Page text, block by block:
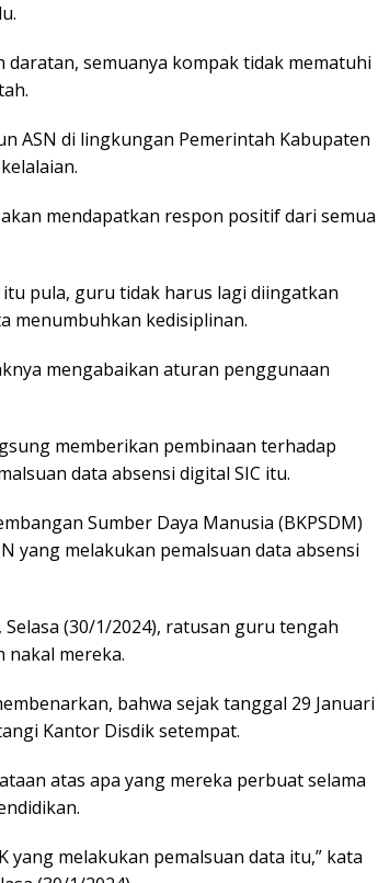
semuanya kompak tidak mematuhi
ASN di lingkungan Pemerintah Kabupaten
mendapatkan respon positif dari semua
pula, guru tidak harus lagi diingatkan
menumbuhkan kedisiplinan.
mengabaikan aturan penggunaan
memberikan pembinaan terhadap
data absensi digital SIC itu.
Sumber Daya Manusia (BKPSDM)
yang melakukan pemalsuan data absensi
(30/1/2024), ratusan guru tengah
nakal mereka.
bahwa sejak tanggal 29 Januari
Kantor Disdik setempat.
atas apa yang mereka perbuat selama
yang melakukan pemalsuan data itu,” kata